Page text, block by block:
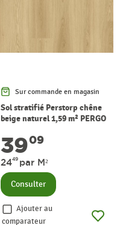
Sur commande en magasin
Sol stratifié Perstorp chêne
beige naturel 1,59 m² PERGO
3909
2449 par M²
Consulter
Ajouter au
comparateur